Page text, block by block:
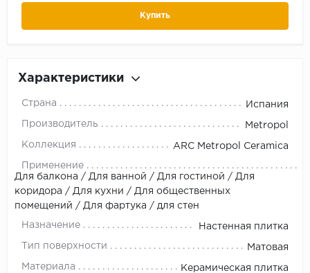
Купить
Характеристики
Страна Испания
Производитель Metropol
Коллекция ARC Metropol Ceramica
Применение
Для балкона / Для ванной / Для гостиной / Для
коридора / Для кухни / Для общественных
помещений / Для фартука / для стен
Назначение Настенная плитка
Тип поверхности Матовая
Материала Керамическая плитка